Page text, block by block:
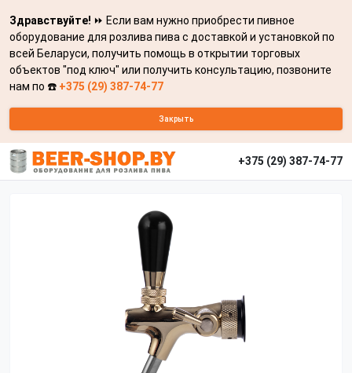
Здравствуйте! ⏩ Если вам нужно приобрести пивное
оборудование для розлива пива с доставкой и установкой по
всей Беларуси, получить помощь в открытии торговых
объектов "под ключ" или получить консультацию, позвоните
нам по ☎️ +375 (29) 387-74-77
Закрыть
+375 (29) 387-74-77